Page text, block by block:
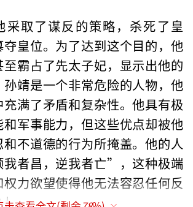
采取了谋反的策略，杀死了皇
皇位。为了达到这个目的，他
霸占了先太子妃，显示出他的
靖是一个非常危险的人物，他
满了矛盾和复杂性。他具有极
军事能力，但这些优点却被他
不道德的行为所掩盖。他的人
者昌，逆我者亡”，这种极端
力欲望使得他无法容忍任何反
。